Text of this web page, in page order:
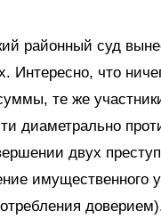
районный суд
что
те же
диаметрально
двух
имущественного